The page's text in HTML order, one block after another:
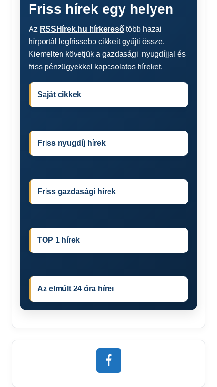
Friss hírek egy helyen
Az RSSHírek.hu hírkereső több hazai
hírportál legfrissebb cikkeit gyűjti össze.
Kiemelten követjük a gazdasági, nyugdíjjal és
friss pénzügyekkel kapcsolatos híreket.
Saját cikkek
Friss nyugdíj hírek
Friss gazdasági hírek
TOP 1 hírek
Az elmúlt 24 óra hírei